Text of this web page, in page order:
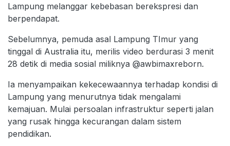
Lampung melanggar kebebasan berekspresi dan
berpendapat.
Sebelumnya, pemuda asal Lampung TImur yang
tinggal di Australia itu, merilis video berdurasi 3 menit
28 detik di media sosial miliknya @awbimaxreborn.
Ia menyampaikan kekecewaannya terhadap kondisi di
Lampung yang menurutnya tidak mengalami
kemajuan. Mulai persoalan infrastruktur seperti jalan
yang rusak hingga kecurangan dalam sistem
pendidikan.